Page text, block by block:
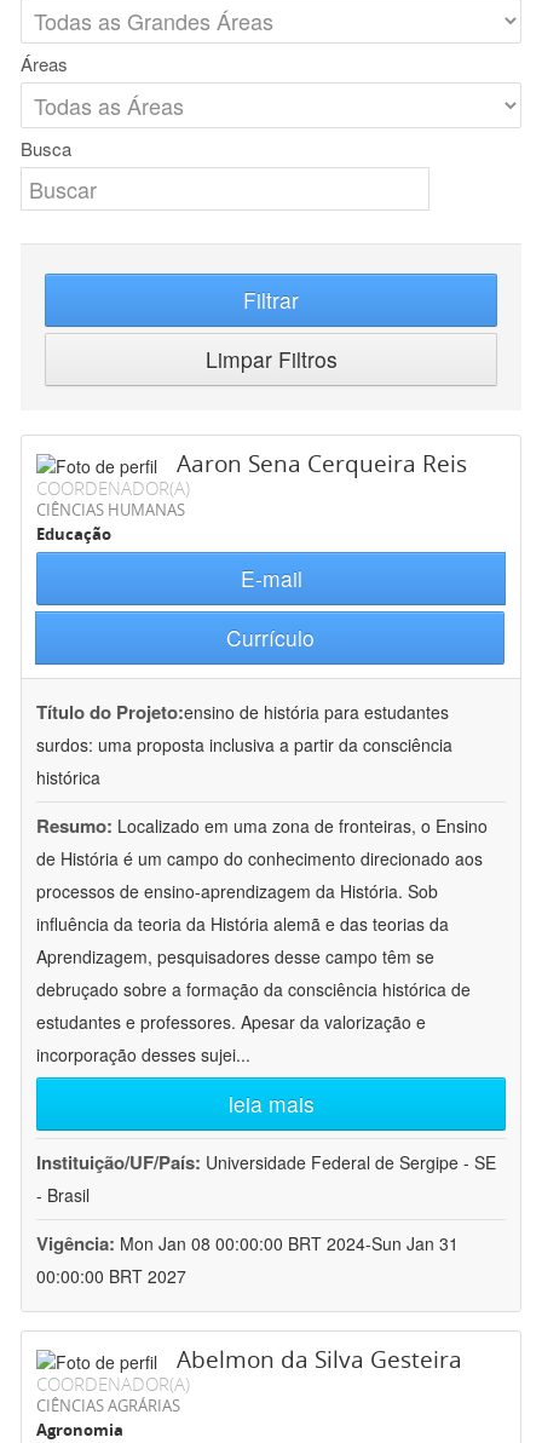
Áreas
Busca
Filtrar
Limpar Filtros
Aaron Sena Cerqueira Reis
COORDENADOR(A)
CIÊNCIAS HUMANAS
Educação
E-mail
Currículo
Título do Projeto:ensino de história para estudantes
surdos: uma proposta inclusiva a partir da consciência
histórica
Resumo: Localizado em uma zona de fronteiras, o Ensino
de História é um campo do conhecimento direcionado aos
processos de ensino-aprendizagem da História. Sob
influência da teoria da História alemã e das teorias da
Aprendizagem, pesquisadores desse campo têm se
debruçado sobre a formação da consciência histórica de
estudantes e professores. Apesar da valorização e
incorporação desses sujei...
leia mais
Instituição/UF/País: Universidade Federal de Sergipe - SE
- Brasil
Vigência: Mon Jan 08 00:00:00 BRT 2024-Sun Jan 31
00:00:00 BRT 2027
Abelmon da Silva Gesteira
COORDENADOR(A)
CIÊNCIAS AGRÁRIAS
Agronomia